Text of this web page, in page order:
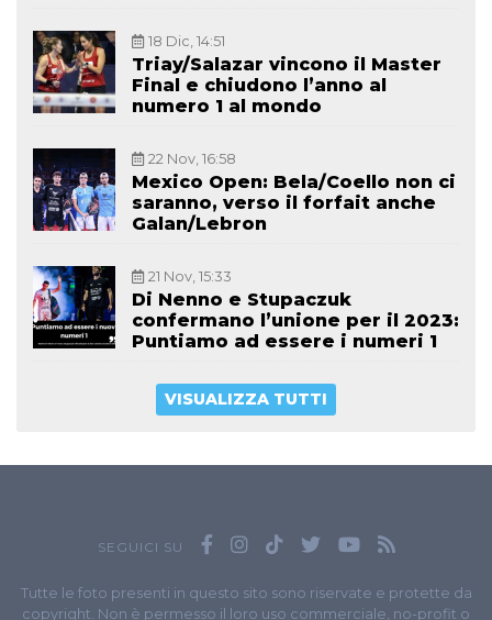
18 Dic, 14:51
Triay/Salazar vincono il Master
Final e chiudono l’anno al
numero 1 al mondo
22 Nov, 16:58
Mexico Open: Bela/Coello non ci
saranno, verso il forfait anche
Galan/Lebron
21 Nov, 15:33
Di Nenno e Stupaczuk
confermano l’unione per il 2023:
Puntiamo ad essere i numeri 1
VISUALIZZA TUTTI
SEGUICI SU
Tutte le foto presenti in questo sito sono riservate e protette da
copyright. Non è permesso il loro uso commerciale, no-profit o